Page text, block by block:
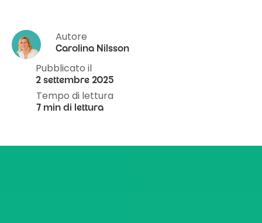
Autore
Carolina Nilsson
Pubblicato il
2 settembre 2025
Tempo di lettura
7 min di lettura